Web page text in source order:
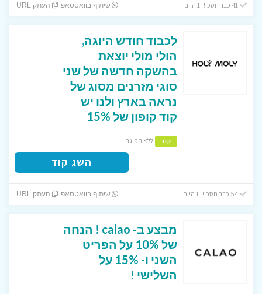
41 כבר חסכו! 1 היום שיתוף בוואטסאפ העתק URL
לכבוד חודש היוגה,
הולי מולי יוצאת
בהשקה חדשה של שני
סוגי מזרנים מסוג של
נראה בארץ ולנו יש
קוד קופון של 15%
קוד ללא תפוגה
השג קוד
54 כבר חסכו! 1 היום שיתוף בוואטסאפ העתק URL
מבצע ב- calao ! הנחה
של 10% על הפריט
השני ו- 15% על
השלישי !